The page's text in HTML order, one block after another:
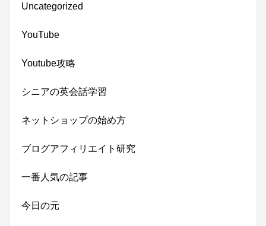
Uncategorized
YouTube
Youtube攻略
シニアの英会話学習
ネットショップの始め方
ブログアフィリエイト研究
一番人気の記事
今日の元